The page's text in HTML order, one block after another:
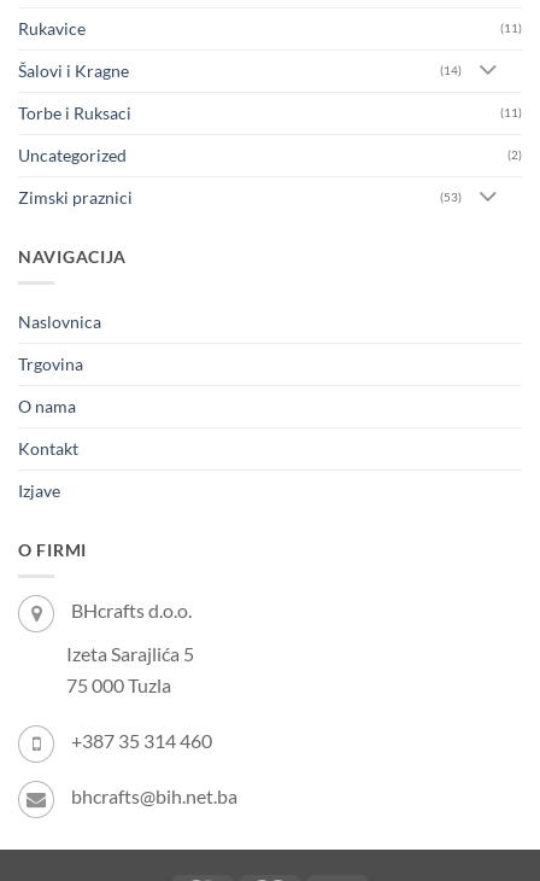
Rukavice (11)
Šalovi i Kragne (14)
Torbe i Ruksaci (11)
Uncategorized (2)
Zimski praznici (53)
NAVIGACIJA
Naslovnica
Trgovina
O nama
Kontakt
Izjave
O FIRMI
BHcrafts d.o.o.
Izeta Sarajlića 5
75 000 Tuzla
+387 35 314 460
bhcrafts@bih.net.ba